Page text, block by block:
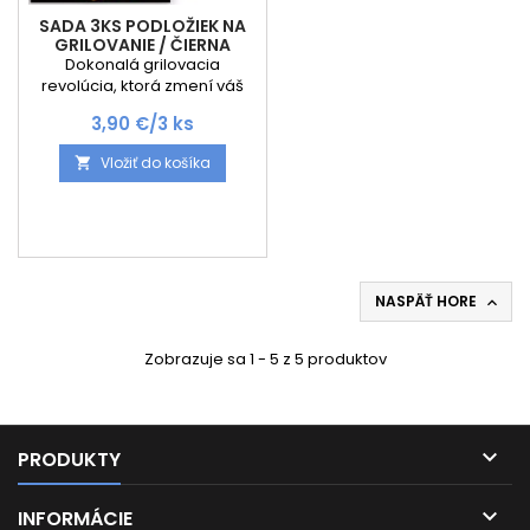
SADA 3KS PODLOŽIEK NA
GRILOVANIE / ČIERNA
Dokonalá grilovacia
revolúcia, ktorá zmení váš
navždy! Predstavujeme vám
sadu 3 ks podložiek na
grilovanie, ktoré sú nielen
jednoduchšiemu vareniu.
Cena
3,90 €/3 ks
 Vložiť do košíka
NASPÄŤ HORE 
Zobrazuje sa 1 - 5 z 5 produktov
PRODUKTY 
INFORMÁCIE 